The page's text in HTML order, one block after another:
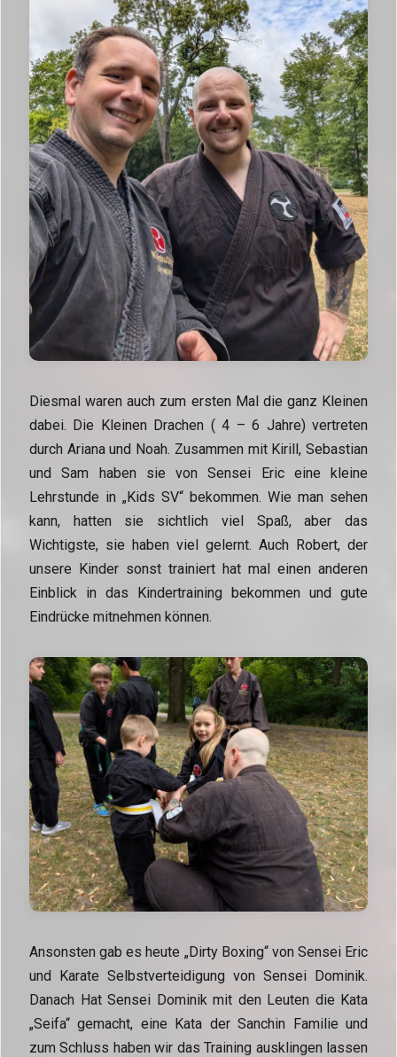
Diesmal waren auch zum ersten Mal die ganz Kleinen
dabei. Die Kleinen Drachen ( 4 – 6 Jahre) vertreten
durch Ariana und Noah. Zusammen mit Kirill, Sebastian
und Sam haben sie von Sensei Eric eine kleine
Lehrstunde in „Kids SV“ bekommen. Wie man sehen
kann, hatten sie sichtlich viel Spaß, aber das
Wichtigste, sie haben viel gelernt. Auch Robert, der
unsere Kinder sonst trainiert hat mal einen anderen
Einblick in das Kindertraining bekommen und gute
Eindrücke mitnehmen können.
Ansonsten gab es heute „Dirty Boxing“ von Sensei Eric
und Karate Selbstverteidigung von Sensei Dominik.
Danach Hat Sensei Dominik mit den Leuten die Kata
„Seifa“ gemacht, eine Kata der Sanchin Familie und
zum Schluss haben wir das Training ausklingen lassen